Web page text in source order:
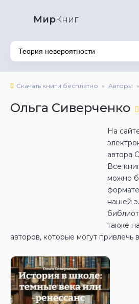
МирКниг
Скачать книги бесплатно Авторы
Ольга Сиверченко
На
автора
Все
можно
нашей
также
авторов, которые могут привлечь